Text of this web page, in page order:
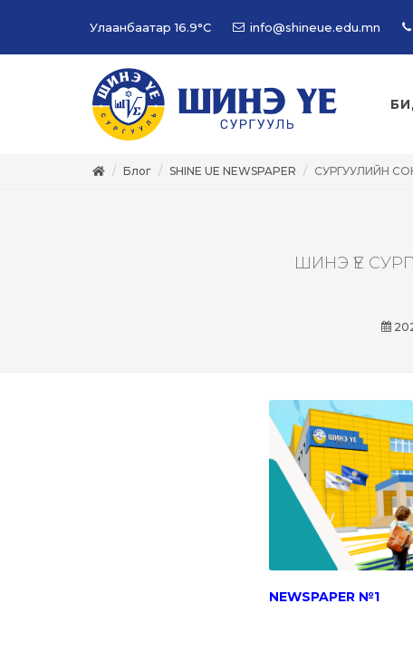
Улаанбаатар16.9°C info@shineue.edu.mn
Блог SHINE UE NEWSPAPER СУРГУУЛИЙН
ШИНЭ ҮЕ
NEWSPAPER №1